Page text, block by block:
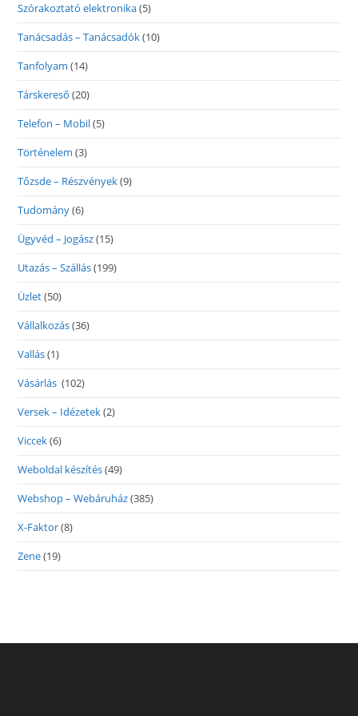
Szórakoztató elektronika(5)
Tanácsadás – Tanácsadók(10)
Tanfolyam (14)
Társkereső (20)
Telefon – Mobil(5)
Történelem (3)
Tőzsde – Részvények(9)
Tudomány(6)
Ügyvéd – Jogász(15)
Utazás – Szállás(199)
Üzlet(50)
Vállalkozás(36)
Vallás(1)
Vásárlás (102)
Versek – Idézetek(2)
Viccek(6)
Weboldal készítés(49)
Webshop – Webáruház(385)
X-Faktor(8)
Zene(19)